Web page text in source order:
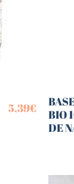
5,39€
BIO
DE